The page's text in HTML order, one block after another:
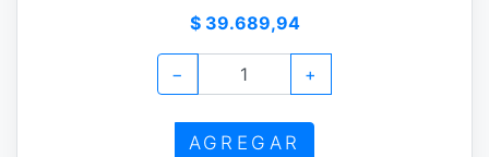
$ 39.689,94
− +
AGREGAR